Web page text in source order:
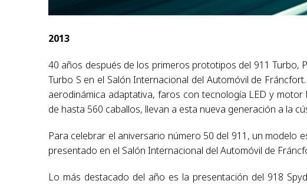
2013
40 años después de los primeros prototipos del 911 Turbo,
Turbo S en el Salón Internacional del Automóvil de
aerodinámica adaptativa, faros con tecnología LED y
de hasta 560 caballos, llevan a esta nueva generación a la
Para celebrar el aniversario número 50 del 911, un modelo
presentado en el Salón Internacional del Automóvil de
Lo más destacado del año es la presentación del 918